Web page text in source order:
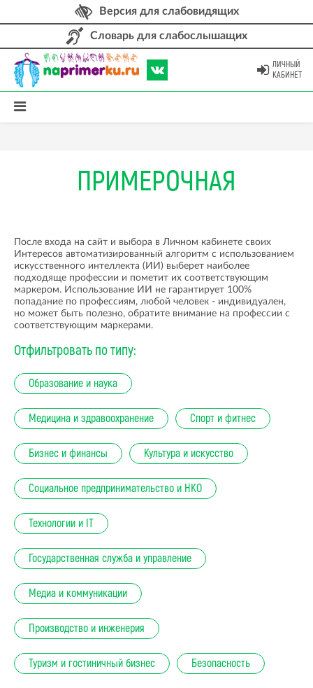
Версия для слабовидящих
Словарь для слабослышащих
ЛИЧНЫЙ
КАБИНЕТ
ПРИМЕРОЧНАЯ
После входа на сайт и выбора в Личном кабинете своих
Интересов автоматизированный алгоритм с использованием
искусственного интеллекта (ИИ) выберет наиболее
подходяще профессии и пометит их соответствующим
маркером. Использование ИИ не гарантирует 100%
попадание по профессиям, любой человек - индивидуален,
но может быть полезно, обратите внимание на профессии с
соответствующим маркерами.
Отфильтровать по типу:
Образование и наука
Медицина и здравоохранение Спорт и фитнес
Бизнес и финансы Культура и искусство
Социальное предпринимательство и НКО
Технологии и IT
Государственная служба и управление
Медиа и коммуникации
Производство и инженерия
Туризм и гостиничный бизнес Безопасность